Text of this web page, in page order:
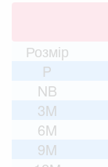
Розмір
P
NB
3M
6M
9M